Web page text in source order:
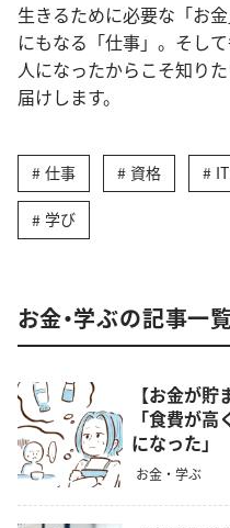
生きるために必要な「お
にもなる「仕事」。そし
人になったからこそ知り
届けします。
仕事 資格
学び
お金・学ぶの記事一覧
【お金が
「食費が
になった」
お金・学ぶ